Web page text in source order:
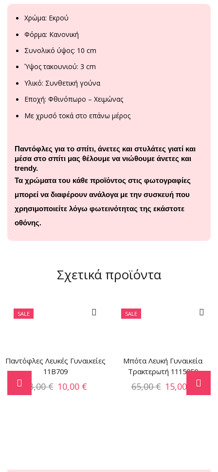
Χρώμα: Εκρού
Φόρμα: Κανονική
Συνολικό ύψος: 10 cm
Ύψος τακουνιού: 3 cm
Υλικό: Συνθετική γούνα
Εποχή: Φθινόπωρο – Χειμώνας
Με χρυσό τοκά στο επάνω μέρος
Παντόφλες για το σπίτι, άνετες και στυλάτες γιατί και
μέσα στο σπίτι μας θέλουμε να νιώθουμε άνετες και
trendy.
Τα χρώματα του κάθε προϊόντος στις φωτογραφίες
μπορεί να διαφέρουν ανάλογα με την συσκευή που
χρησιμοποιείτε λόγω φωτεινότητας της εκάστοτε
οθόνης.
Σχετικά προϊόντα
SALE
Παντόφλες Λευκές Γυναικείες
11B709
33,00€ 10,00 €
SALE
Μπότα Λευκή Γυναικεία
Τρακτερωτή 1115050
65,00€ 15,00